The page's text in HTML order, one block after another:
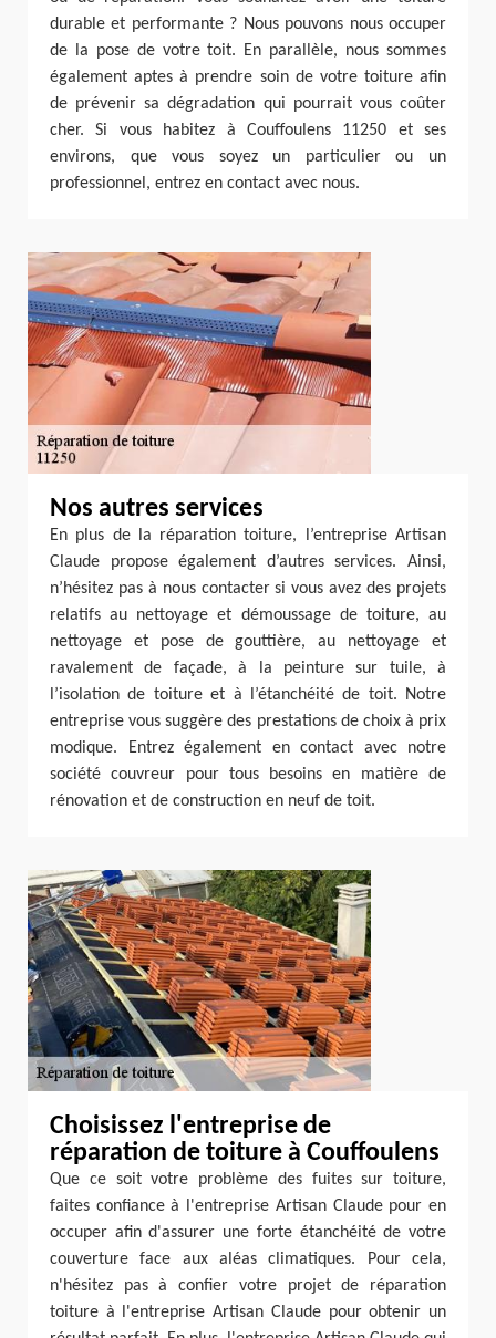
durable et performante ? Nous pouvons nous occuper
de la pose de votre toit. En parallèle, nous sommes
également aptes à prendre soin de votre toiture afin
de prévenir sa dégradation qui pourrait vous coûter
cher. Si vous habitez à Couffoulens 11250 et ses
environs, que vous soyez un particulier ou un
professionnel, entrez en contact avec nous.
Nos autres services
En plus de la réparation toiture, l’entreprise Artisan
Claude propose également d’autres services. Ainsi,
n’hésitez pas à nous contacter si vous avez des projets
relatifs au nettoyage et démoussage de toiture, au
nettoyage et pose de gouttière, au nettoyage et
ravalement de façade, à la peinture sur tuile, à
l’isolation de toiture et à l’étanchéité de toit. Notre
entreprise vous suggère des prestations de choix à prix
modique. Entrez également en contact avec notre
société couvreur pour tous besoins en matière de
rénovation et de construction en neuf de toit.
Choisissez l'entreprise de
réparation de toiture à Couffoulens
Que ce soit votre problème des fuites sur toiture,
faites confiance à l'entreprise Artisan Claude pour en
occuper afin d'assurer une forte étanchéité de votre
couverture face aux aléas climatiques. Pour cela,
n'hésitez pas à confier votre projet de réparation
toiture à l'entreprise Artisan Claude pour obtenir un